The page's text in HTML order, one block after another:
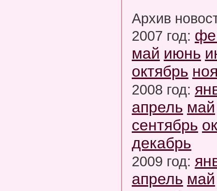
Архив
2007 год:
май июнь
октябрь
2008 год:
апрель май
сентябрь
декабрь
2009 год:
апрель май